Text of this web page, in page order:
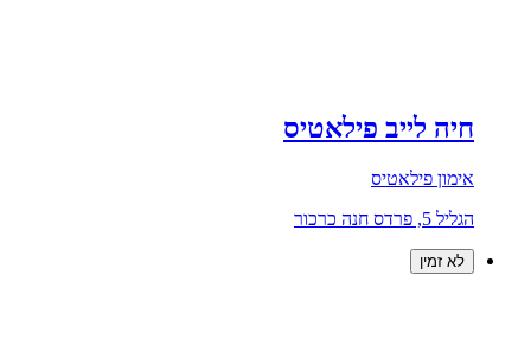
חיה לייב פילאטיס
אימון פילאטיס
הגליל 5, פרדס חנה כרכור
לא זמין